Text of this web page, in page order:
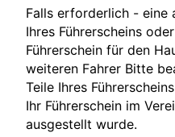
Falls erforderlich - eine
Ihres Führerscheins
Führerschein für den
weiteren Fahrer Bitte
Teile Ihres
Ihr Führerschein im
ausgestellt wurde.